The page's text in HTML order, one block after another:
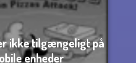
ikke tilgængeligt på
enheder